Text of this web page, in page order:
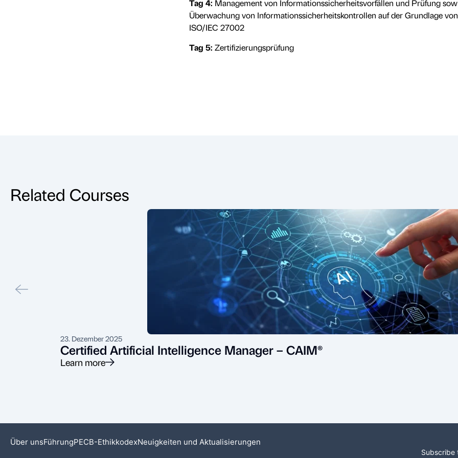
Tag 4: Management von Informationssicherheitsvorfällen und Prüfung
Überwachung von Informationssicherheitskontrollen auf der Grundlage von
ISO/IEC 27002
Tag 5: Zertifizierungsprüfung
Related Courses
23. Dezember 2025
Certified Artificial Intelligence Manager – CAIM®
Learn more
Über unsFührungPECB-EthikkodexNeuigkeiten und Aktualisierungen
Subscribe